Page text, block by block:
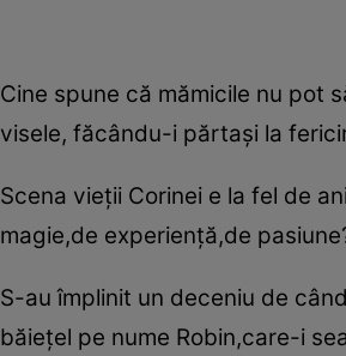
Cine spune că mămicile nu pot
visele, făcându-i părtaşi la
Scena vieţii Corinei e la fel de
magie,de experienţă,de
S-au împlinit un deceniu de
băieţel pe nume Robin,care-i